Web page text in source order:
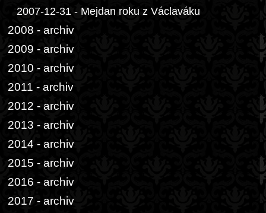
2007-12-31 - Mejdan roku z Václaváku
2008 - archiv
2009 - archiv
2010 - archiv
2011 - archiv
2012 - archiv
2013 - archiv
2014 - archiv
2015 - archiv
2016 - archiv
2017 - archiv